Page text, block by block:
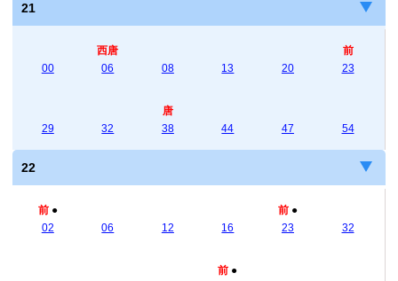
21
00
西唐
06
08 13 20
前
23
29 32
唐
38
44 47 54
22
前 ●
02
06 12 16
前 ●
23
32
前 ●